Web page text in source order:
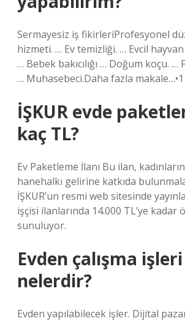
Sermayesiz iş fikirleriProfesyonel
hizmeti. … Ev temizliği. … Evcil hayvan
… Bebek bakıcılığı … Doğum koçu. …
… Muhasebeci.Daha fazla
İŞKUR evde
kaç TL?
Ev Paketleme İlanı Bu ilan,
hanehalkı gelirine katkıda
İŞKUR’un resmi web sitesinde
işçisi ilanlarında 14.000 TL’ye kadar
sunuluyor.
Evden çalışma işleri
nelerdir?
Evden yapılabilecek işler. Dijital